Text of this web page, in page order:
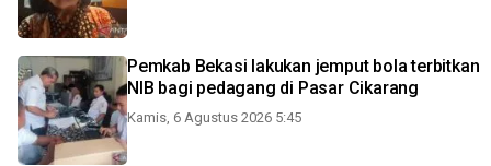
Pemkab Bekasi lakukan jemput bola terbitkan
NIB bagi pedagang di Pasar Cikarang
Kamis, 6 Agustus 2026 5:45